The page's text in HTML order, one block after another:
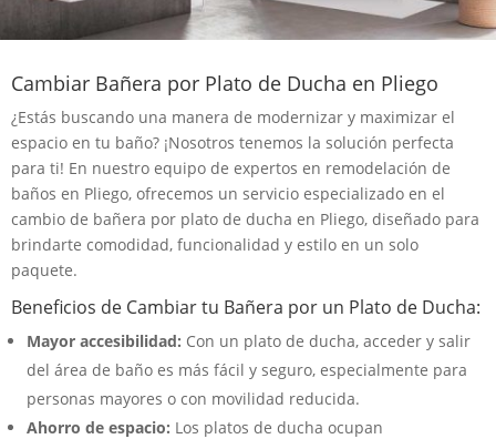
Cambiar Bañera por Plato de Ducha en Pliego
¿Estás buscando una manera de modernizar y maximizar el
espacio en tu baño? ¡Nosotros tenemos la solución perfecta
para ti! En nuestro equipo de expertos en remodelación de
baños en Pliego, ofrecemos un servicio especializado en el
cambio de bañera por plato de ducha en Pliego, diseñado para
brindarte comodidad, funcionalidad y estilo en un solo
paquete.
Beneficios de Cambiar tu Bañera por un Plato de Ducha:
Mayor accesibilidad: Con un plato de ducha, acceder y salir
del área de baño es más fácil y seguro, especialmente para
personas mayores o con movilidad reducida.
Ahorro de espacio: Los platos de ducha ocupan